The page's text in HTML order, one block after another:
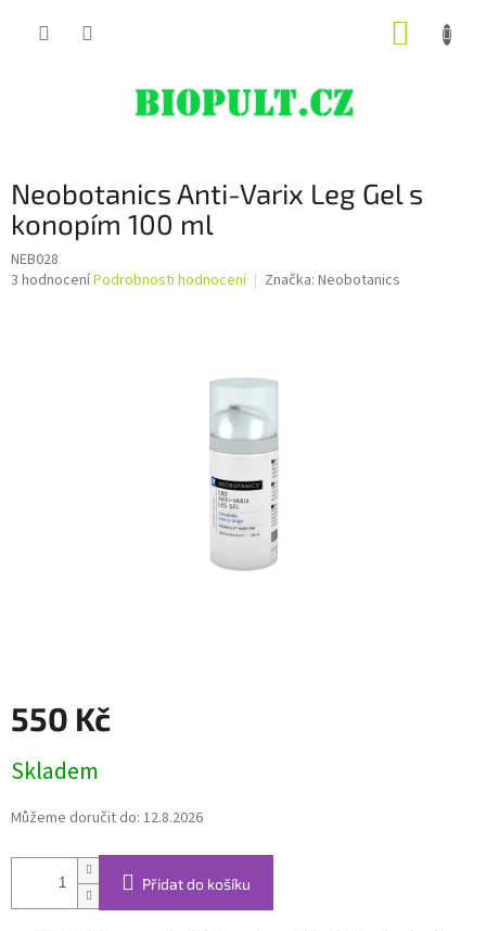
Neobotanics Anti-Varix Leg Gel s
konopím 100 ml
NEB028
Průměrné
3 hodnoceníPodrobnosti hodnocení Značka: Neobotanics
550 Kč
cena:
Skladem
Můžeme doručit do: 12.8.2026
Přidat do košíku